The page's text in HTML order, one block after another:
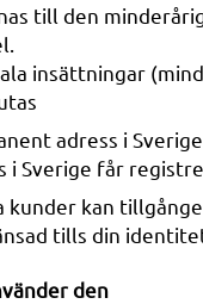
till den
insättningar
adress i
Sverige får
kan
tills din
den